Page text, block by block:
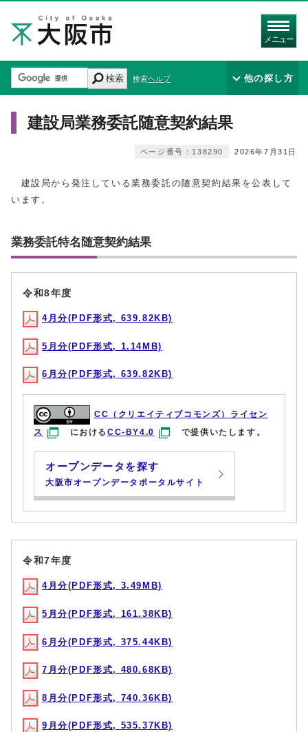
メニュー
検索 検索ヘルプ 他の探し方
建設局業務委託随意契約結果
2026年7月31日
ページ番号：138290
建設局から発注している業務委託の随意契約結果を公表して
います。
業務委託特名随意契約結果
令和8年度
4月分(PDF形式, 639.82KB)
5月分(PDF形式, 1.14MB)
6月分(PDF形式, 639.82KB)
CC（クリエイティブコモンズ）ライセン
ス
におけるCC-BY4.0 で提供いたします。
オープンデータを探す
大阪市オープンデータポータルサイト
令和7年度
4月分(PDF形式, 3.49MB)
5月分(PDF形式, 161.38KB)
6月分(PDF形式, 375.44KB)
7月分(PDF形式, 480.68KB)
8月分(PDF形式, 740.36KB)
9月分(PDF形式, 535.37KB)